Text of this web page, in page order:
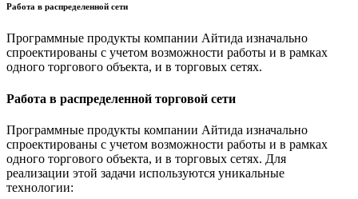
Работа в распределенной сети
Программные продукты компании Айтида изначально
спроектированы с учетом возможности работы и в рамках
одного торгового объекта, и в торговых сетях.
Работа в распределенной торговой сети
Программные продукты компании Айтида изначально
спроектированы с учетом возможности работы и в рамках
одного торгового объекта, и в торговых сетях. Для
реализации этой задачи используются уникальные
технологии: